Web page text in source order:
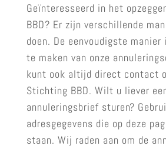
Geïnteresseerd in het
BBD? Er zijn verschillende
doen. De eenvoudigste
te maken van onze
kunt ook altijd direct contact
Stichting BBD. Wilt u liever
annuleringsbrief sturen?
adresgegevens die op deze
staan. Wij raden aan om de